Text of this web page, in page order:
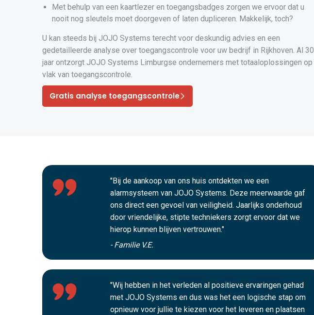
Met behulp van een kaartlezer en toegangsbadges zorgen we ervoor dat u
nooit nog sleutels moet doorgeven of laten dupliceren. Makkelijk, toch?
U kan steeds bij JOJO Systems terecht voor deskundig advies en een
gedetailleerde analyse over toegangscontrole voor uw bedrijf in Rijkhoven. Al 30
jaar ontzorgt JOJO Systems Limburgse ondernemers met totaaloplossingen op
vlak van toegangscontrole.
Gratis analyse toegangscontrole
"Bij de aankoop van ons huis ontdekten we een
alarmsysteem van JOJO Systems. Deze meerwaarde gaf
ons direct een gevoel van veiligheid. Jaarlijks onderhoud
door vriendelijke, stipte techniekers zorgt ervoor dat we
hierop kunnen blijven vertrouwen."
- Familie V.E.
"Wij hebben in het verleden al positieve ervaringen gehad
met JOJO Systems en dus was het een logische stap om
opnieuw voor jullie te kiezen voor het leveren en plaatsen